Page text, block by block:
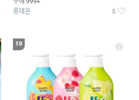
롯데온 5
10